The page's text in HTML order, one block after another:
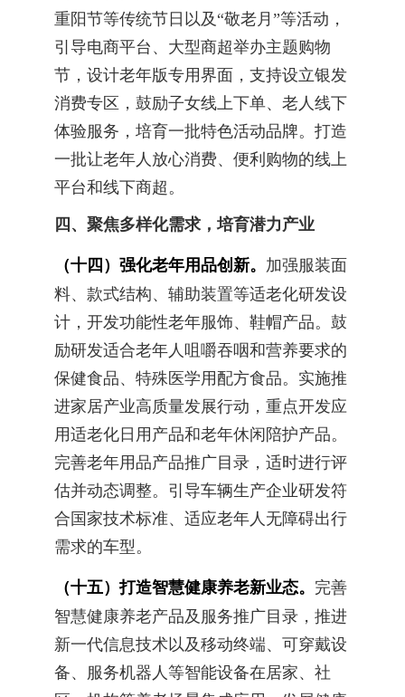
重阳节等传统节日以及“敬老月”等活动，
引导电商平台、大型商超举办主题购物
节，设计老年版专用界面，支持设立银发
消费专区，鼓励子女线上下单、老人线下
体验服务，培育一批特色活动品牌。打造
一批让老年人放心消费、便利购物的线上
平台和线下商超。
四、聚焦多样化需求，培育潜力产业
（十四）强化老年用品创新。 加强服装面
料、款式结构、辅助装置等适老化研发设
计，开发功能性老年服饰、鞋帽产品。鼓
励研发适合老年人咀嚼吞咽和营养要求的
保健食品、特殊医学用配方食品。实施推
进家居产业高质量发展行动，重点开发应
用适老化日用产品和老年休闲陪护产品。
完善老年用品产品推广目录，适时进行评
估并动态调整。引导车辆生产企业研发符
合国家技术标准、适应老年人无障碍出行
需求的车型。
（十五）打造智慧健康养老新业态。 完善
智慧健康养老产品及服务推广目录，推进
新一代信息技术以及移动终端、可穿戴设
备、服务机器人等智能设备在居家、社